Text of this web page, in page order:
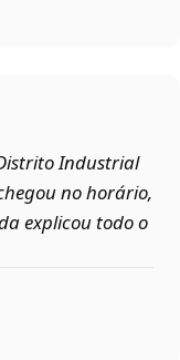
Industrial
no horário,
explicou todo o